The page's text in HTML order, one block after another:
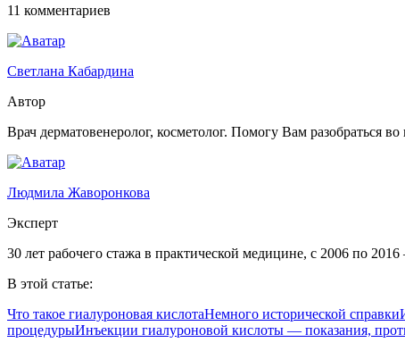
11 комментариев
Светлана Кабардина
Автор
Врач дерматовенеролог, косметолог. Помогу Вам разобраться
Людмила Жаворонкова
Эксперт
30 лет рабочего стажа в практической медицине, с 2006 по 2016
В этой статье:
Что такое гиалуроновая кислотаНемного исторической справки
процедурыИнъекции гиалуроновой кислоты — показания,